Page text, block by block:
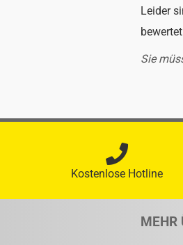
Leider
Sie
Kostenlose Hotline
MEHR